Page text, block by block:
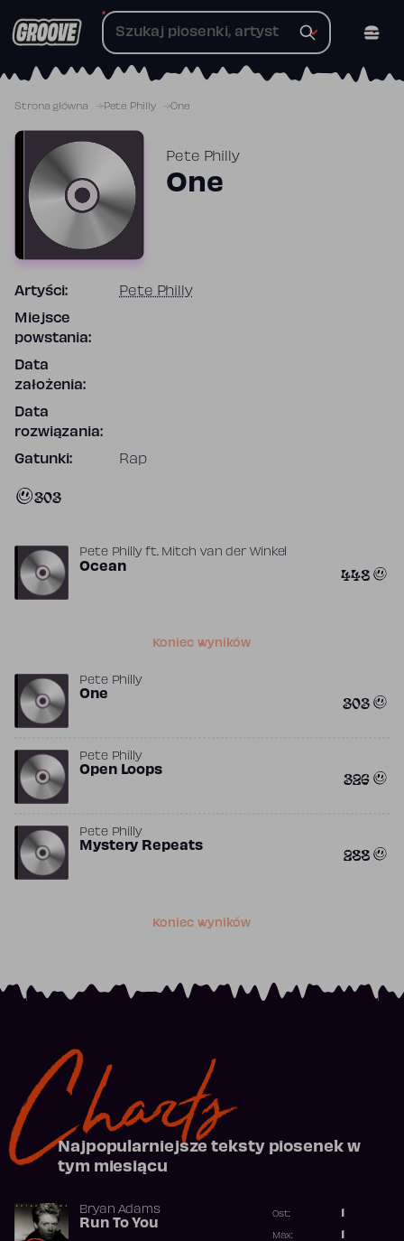
do
Strona główna Pete Philly One
Pete Philly
One
Artyści: Pete Philly
Miejsce
powstania:
Data
założenia:
Data
rozwiązania:
Gatunki: Rap
303
Pete Phillyft. Mitch van der Winkel
Ocean 448
Koniec wyników
Pete Philly
One 303
Pete Philly
Open Loops 326
Pete Philly
Mystery Repeats 288
Koniec wyników
Charts
Najpopularniejsze teksty piosenek w
tym miesiącu
Bryan Adams
Run To You
Ost.:
Max: